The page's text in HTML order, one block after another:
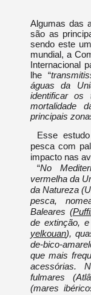
Algumas das
são as
sendo este
mundial, a
Internacional
lhe “
águas da
identificar
mortalidade
principais
Esse
pesca com
impacto nas
“No
vermelha da
da Natureza
pesca,
Baleares (
de extinção,
yelkouan),
de-bico-
que mais
acessórias.
fulmares
(mares